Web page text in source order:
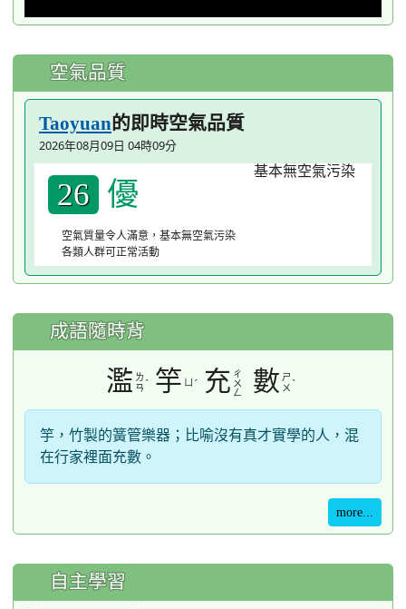
空氣品質
Taoyuan的即時空氣品質
2026年08月09日 04時09分
26 優
空氣質量令人滿意，基本無空氣污染
各類人群可正常活動
成語隨時背
濫 ㄌ
ㄢ ˋ 竽 ˊ 充 ㄔ
ㄨ
ㄥ
數 ㄕ
ㄨ ˋ
竽，竹製的簧管樂器；比喻沒有真才實學的人，混
在行家裡面充數。
more...
自主學習